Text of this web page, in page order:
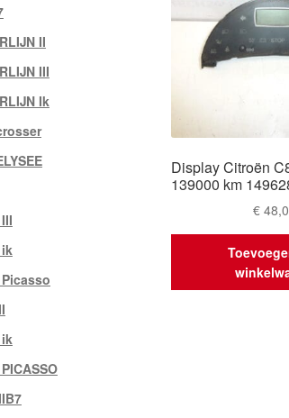
Display Citroën
139000 km
€
II
III
Ik